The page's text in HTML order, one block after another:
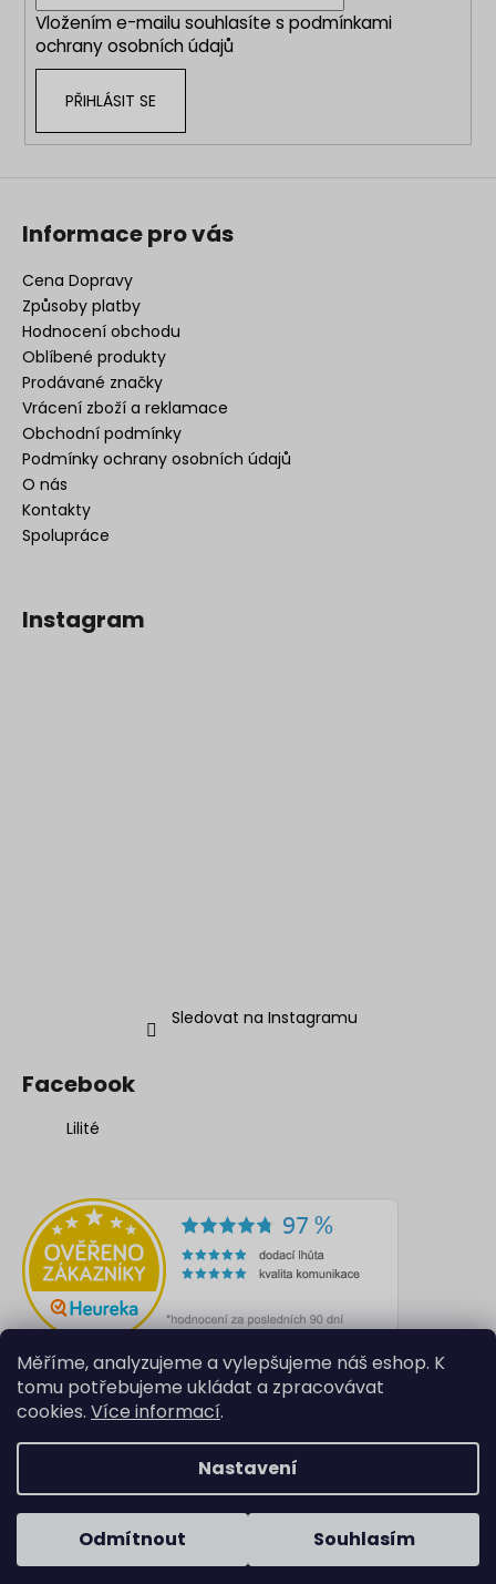
Měříme, analyzujeme a vylepšujeme náš eshop. K
tomu potřebujeme ukládat a zpracovávat
cookies. Více informací.
Nastavení
Odmítnout Souhlasím
Vložením e-mailu souhlasíte s podmínkami
ochrany osobních údajů
PŘIHLÁSIT SE
Informace pro vás
Cena Dopravy
Způsoby platby
Hodnocení obchodu
Oblíbené produkty
Prodávané značky
Vrácení zboží a reklamace
Obchodní podmínky
Podmínky ochrany osobních údajů
O nás
Kontakty
Spolupráce
Instagram
Sledovat na Instagramu
Facebook
Lilité
Vytvořil Shoptet
Copyright 2026Lilité . Všechna práva vyhrazena.